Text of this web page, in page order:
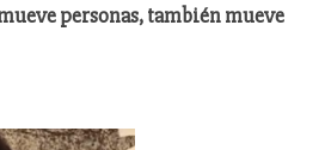
personas, también mueve